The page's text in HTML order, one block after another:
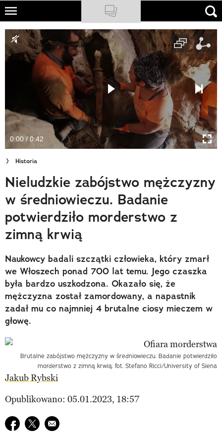
Skip
main
content
NATIONAL GEOGRAPHIC
TRAVELER
PODCASTY
Newsletter
Cuda Polski
Wielki Konkurs Fotograficzny
Trendbook Podróżniczy
Polecane
0:00 / 0:42
Historia
Nieludzkie zabójstwo mężczyzny
w średniowieczu. Badanie
potwierdziło morderstwo z
zimną krwią
Naukowcy badali szczątki człowieka, który zmarł
we Włoszech ponad 700 lat temu. Jego czaszka
była bardzo uszkodzona. Okazało się, że
mężczyzna został zamordowany, a napastnik
zadał mu co najmniej 4 brutalne ciosy mieczem w
głowę.
Brutalne zabójstwo mężczyzny w średniowieczu. Badanie potwierdziło
morderstwo z zimną krwią. fot. Stefano Ricci/University of Siena
Jakub Rybski
Opublikowano: 05.01.2023, 18:57
Udostępnij na facebook
Udostępnij na twitter
E-mail do przyjaciela